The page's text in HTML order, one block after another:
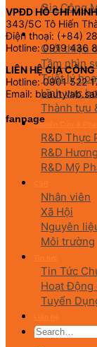
Gia Công
Về chúng tôi
Giới thiệu
Tầm nhìn
Triết lý
Lĩnh vực
Thành tựu
Nghiên Cứu & Phát
R&D Thực
R&D
R&D Mỹ
Nhân viên
Xã Hội
Nguyên
Môi trường
Tin Tức
Hoạt Động
Tuyển
VPĐD HỒ CHÍ
343/5C Tô Hiến
Điện thoại: (+84)
Hotline: 0919 436
LIÊN HỆ GIA
Hotline: 0901 522
Email:
fanpage